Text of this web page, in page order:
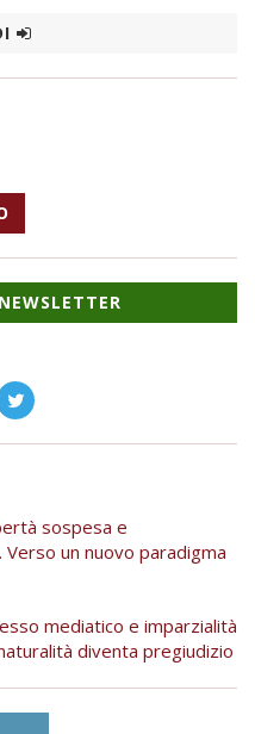
sospesa e
un nuovo paradigma
mediatico e imparzialità
diventa pregiudizio